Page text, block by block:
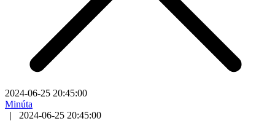
2024-06-25 20:45:00
Minúta
|
2024-06-25 20:45:00